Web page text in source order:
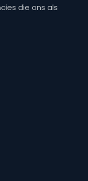
die ons als